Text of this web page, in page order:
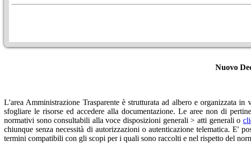
Nuovo
L'area Amministrazione Trasparente è strutturata ad albero e organizzata
sfogliare le risorse ed accedere alla documentazione. Le aree non di
normativi sono consultabili alla voce disposizioni generali > atti generali o
chiunque senza necessità di autorizzazioni o autenticazione telematica.
termini compatibili con gli scopi per i quali sono raccolti e nel rispetto del